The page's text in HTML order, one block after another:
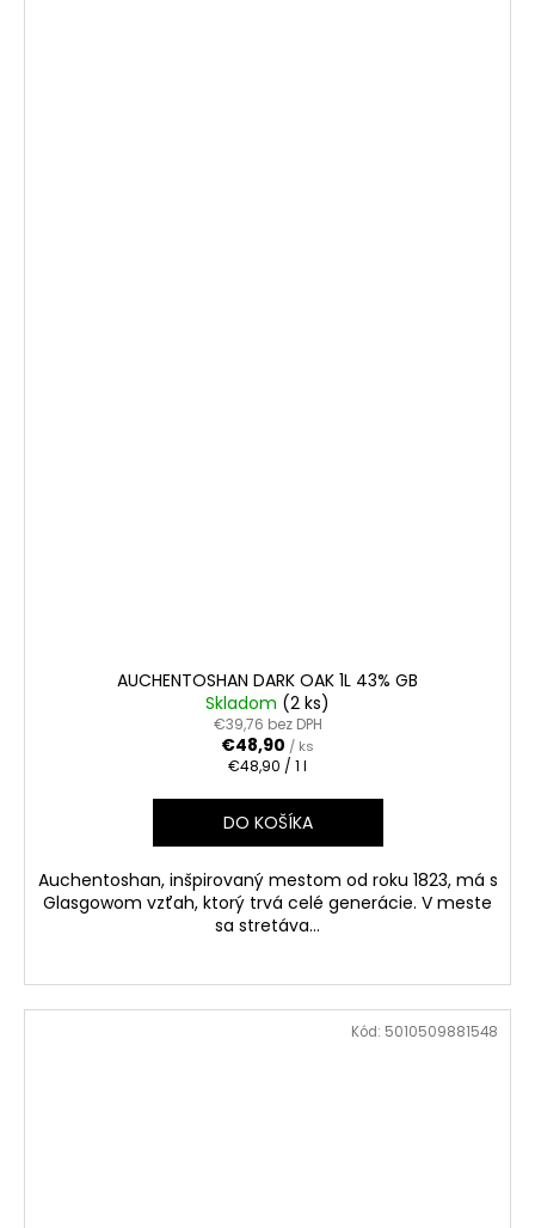
AUCHENTOSHAN DARK OAK 1L 43% GB
Skladom (2 ks)
€39,76 bez DPH
€48,90 / ks
Jednotková
€48,90 / 1 l
DO KOŠÍKA
Auchentoshan, inšpirovaný mestom od roku 1823, má s
Glasgowom vzťah, ktorý trvá celé generácie. V meste
sa stretáva...
Kód: 5010509881548